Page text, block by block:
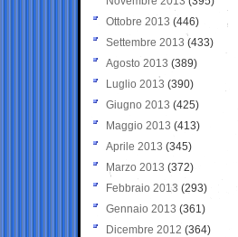
Ottobre 2013 (446)
Settembre 2013 (433)
Agosto 2013 (389)
Luglio 2013 (390)
Giugno 2013 (425)
Maggio 2013 (413)
Aprile 2013 (345)
Marzo 2013 (372)
Febbraio 2013 (293)
Gennaio 2013 (361)
Dicembre 2012 (364)